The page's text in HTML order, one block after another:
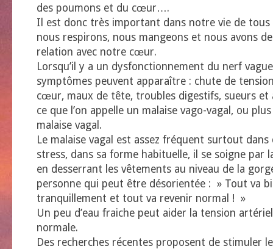
des poumons et du cœur….
Il est donc très important dans notre vie de tous
nous respirons, nous mangeons et nous avons
relation avec notre cœur.
Lorsqu’il y a un dysfonctionnement du nerf
symptômes peuvent apparaître : chute de
cœur, maux de tête, troubles digestifs, sueurs et
ce que l’on appelle un malaise vago-vagal, ou
malaise vagal.
Le malaise vagal est assez fréquent surtout dans
stress, dans sa forme habituelle, il se soigne par
en desserrant les vêtements au niveau de la
personne qui peut être désorientée : » Tout va
tranquillement et tout va revenir normal ! »
Un peu d’eau fraiche peut aider la tension
normale.
Des recherches récentes proposent de stimuler